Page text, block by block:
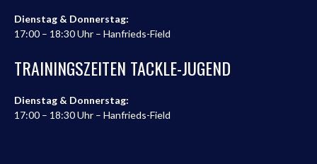
Dienstag & Donnerstag:
17:00 – 18:30 Uhr – Hanfrieds-Field
TRAININGSZEITEN TACKLE-JUGEND
Dienstag & Donnerstag:
17:00 – 18:30 Uhr – Hanfrieds-Field